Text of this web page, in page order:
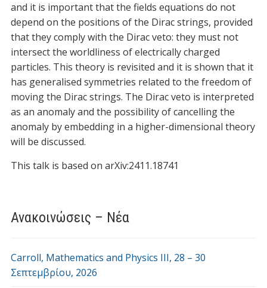
Ανακοινώσεις – Νέα
Carroll, Mathematics and Physics ΙΙI, 28 – 30
Σεπτεμβρίου, 2026
and it is important that the fields equations do not
depend on the positions of the Dirac strings, provided
that they comply with the Dirac veto: they must not
intersect the worldliness of electrically charged
particles. This theory is revisited and it is shown that it
has generalised symmetries related to the freedom of
moving the Dirac strings. The Dirac veto is interpreted
as an anomaly and the possibility of cancelling the
anomaly by embedding in a higher-dimensional theory
will be discussed.
This talk is based on arXiv:2411.18741